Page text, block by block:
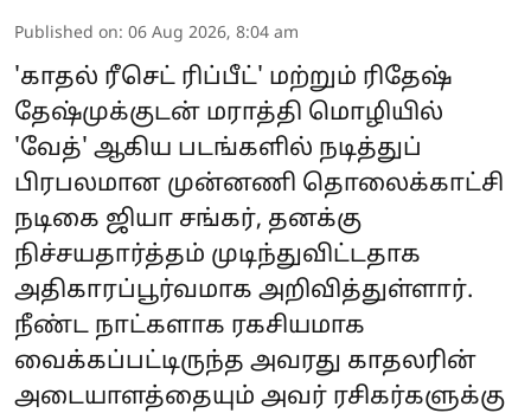
Published on: 06 Aug 2026, 8:04 am
'காதல் ரீசெட் ரிப்பீட்' மற்றும் ரிதேஷ்
தேஷ்முக்குடன் மராத்தி மொழியில்
'வேத்' ஆகிய படங்களில் நடித்துப்
பிரபலமான முன்னணி தொலைக்காட்சி
நடிகை ஜியா சங்கர், தனக்கு
நிச்சயதார்த்தம் முடிந்துவிட்டதாக
அதிகாரப்பூர்வமாக அறிவித்துள்ளார்.
நீண்ட நாட்களாக ரகசியமாக
வைக்கப்பட்டிருந்த அவரது காதலரின்
அடையாளத்தையும் அவர் ரசிகர்களுக்கு